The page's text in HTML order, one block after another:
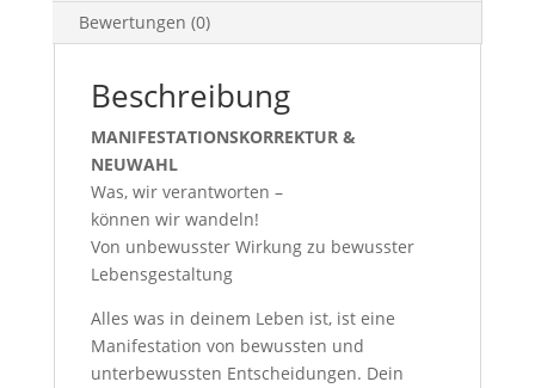
Bewertungen (0)
Beschreibung
MANIFESTATIONSKORREKTUR &
NEUWAHL
Was, wir verantworten –
können wir wandeln!
Von unbewusster Wirkung zu bewusster
Lebensgestaltung
Alles was in deinem Leben ist, ist eine
Manifestation von bewussten und
unterbewussten Entscheidungen. Dein